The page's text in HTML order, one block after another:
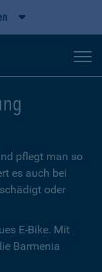
pflegt man so
es auch bei
oder
E-Bike. Mit
Barmenia